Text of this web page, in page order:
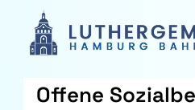
Offene